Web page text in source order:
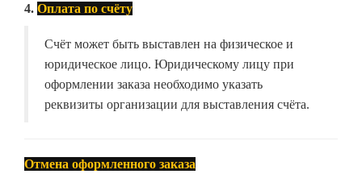
4. Оплата по счёту
Счёт может быть выставлен на физическое и
юридическое лицо. Юридическому лицу при
оформлении заказа необходимо указать
реквизиты организации для выставления счёта.
Отмена оформленного заказа